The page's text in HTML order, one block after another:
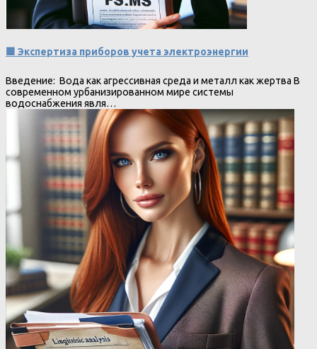
🟩 Экспертиза приборов учета электроэнергии
Введение: Вода как агрессивная среда и металл как жертва В
современном урбанизированном мире системы
водоснабжения явля…